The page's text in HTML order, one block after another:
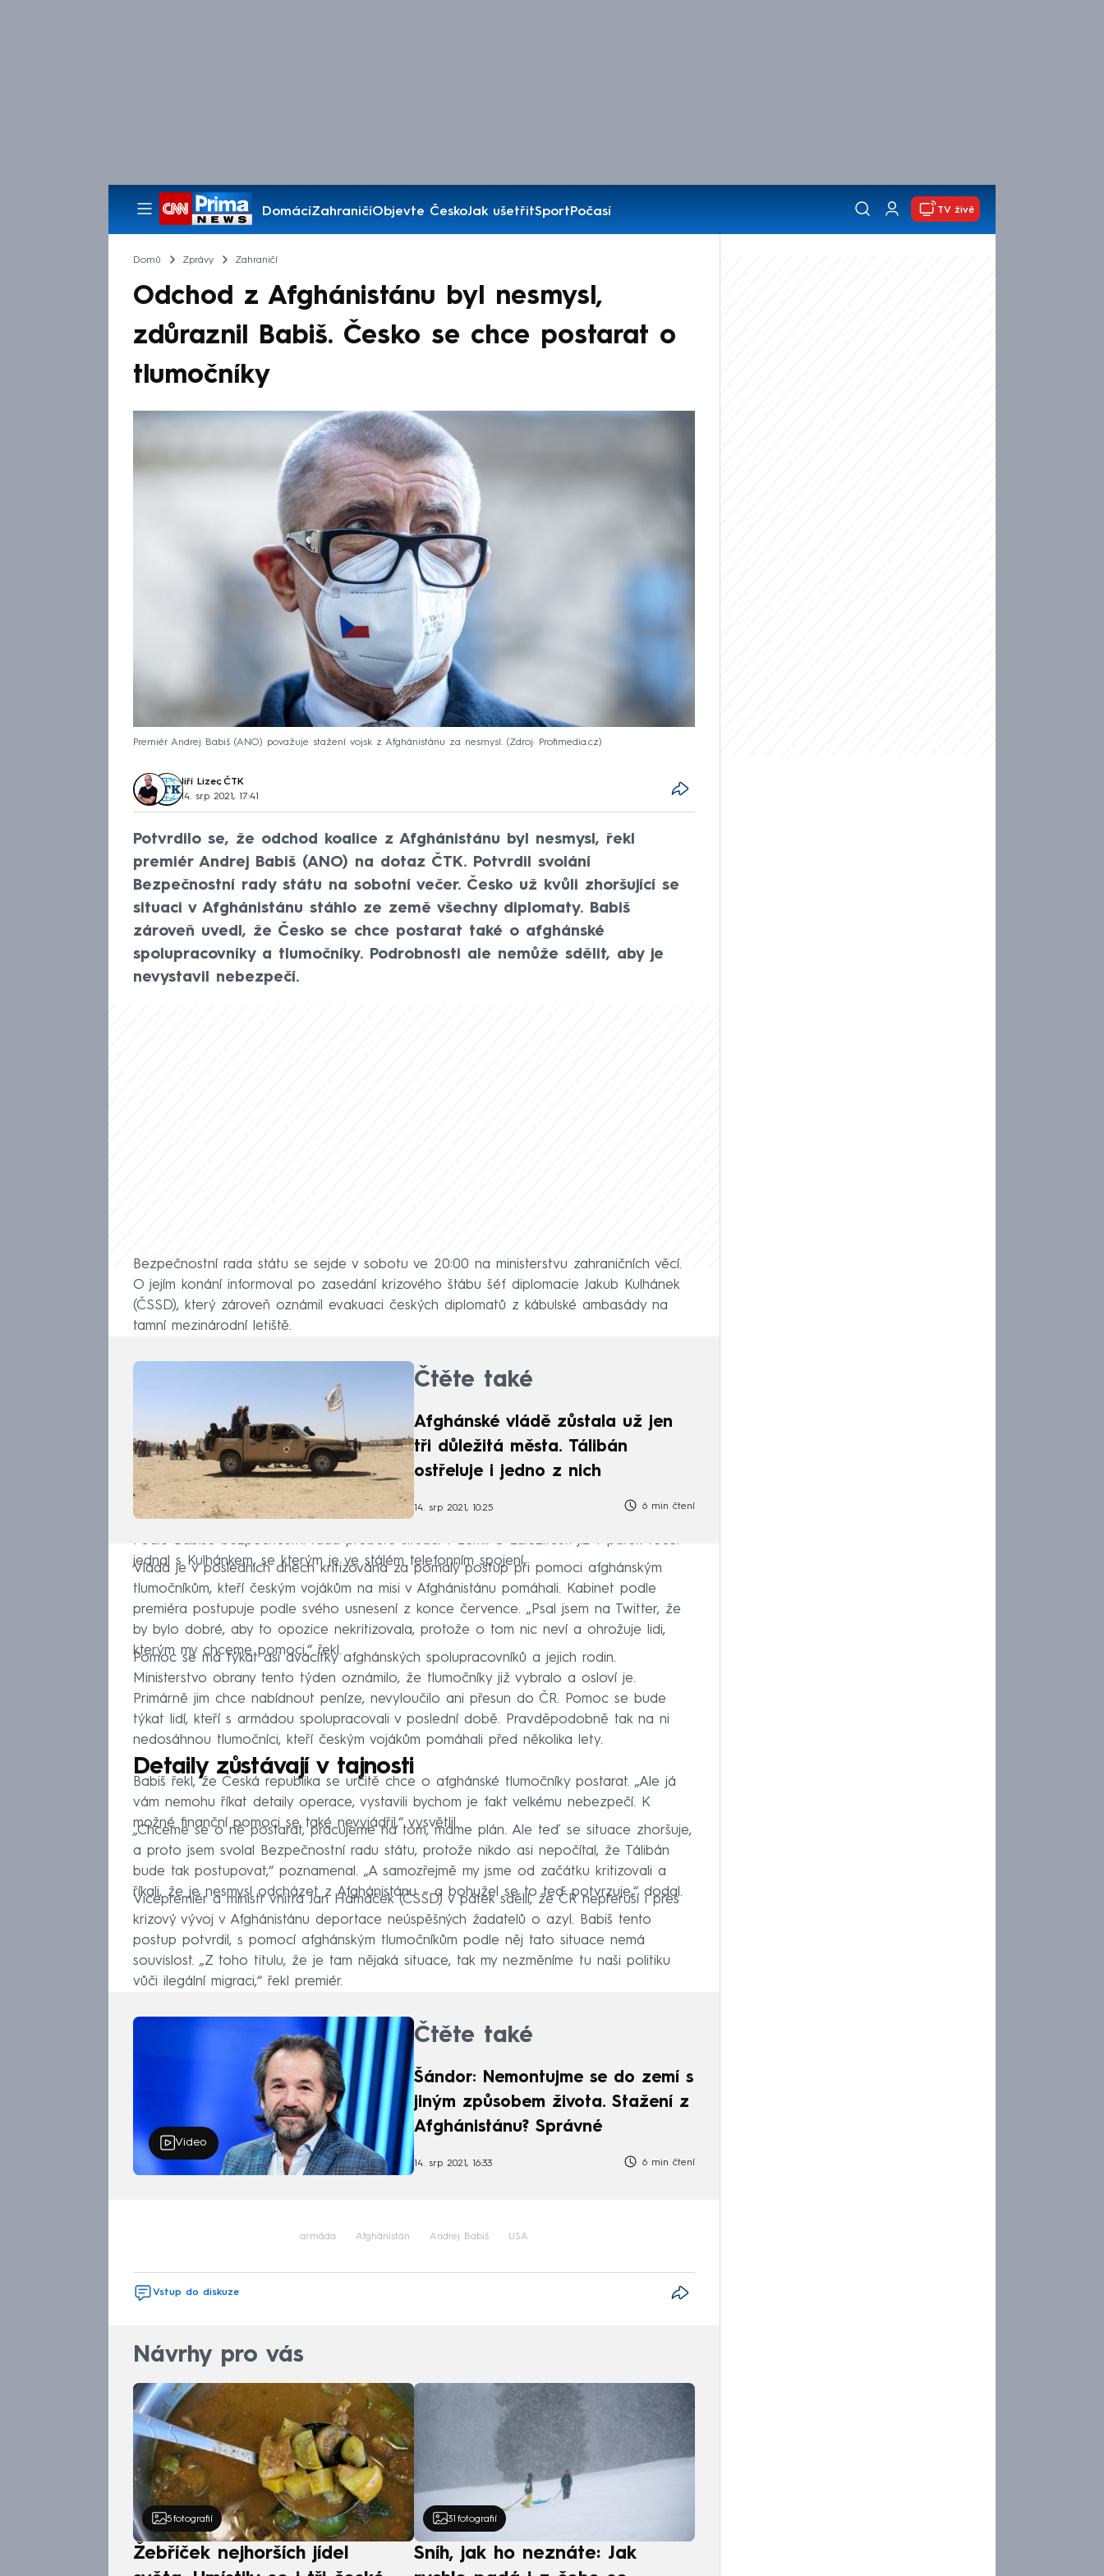
DomácíZahraničíObjevte ČeskoJak ušetřitSportPočasí
Pořady
TV živě
Domů Zprávy Zahraničí
Odchod z Afghánistánu byl nesmysl,
zdůraznil Babiš. Česko se chce postarat o
tlumočníky
Premiér Andrej Babiš (ANO) považuje stažení vojsk z Afghánistánu za nesmysl. Zdroj: Profimedia.cz
Jiří Lizec, ČTK
14. srp 2021, 17:41
Potvrdilo se, že odchod koalice z Afghánistánu byl nesmysl, řekl
premiér Andrej Babiš (ANO) na dotaz ČTK. Potvrdil svolání
Bezpečnostní rady státu na sobotní večer. Česko už kvůli zhoršující se
situaci v Afghánistánu stáhlo ze země všechny diplomaty. Babiš
zároveň uvedl, že Česko se chce postarat také o afghánské
spolupracovníky a tlumočníky. Podrobnosti ale nemůže sdělit, aby je
nevystavil nebezpečí.
Bezpečnostní rada státu se sejde v sobotu ve 20:00 na ministerstvu zahraničních věcí.
O jejím konání informoval po zasedání krizového štábu šéf diplomacie Jakub Kulhánek
(ČSSD), který zároveň oznámil evakuaci českých diplomatů z kábulské ambasády na
tamní mezinárodní letiště.
Čtěte také
Afghánské vládě zůstala už jen
tři důležitá města. Tálibán
ostřeluje i jedno z nich
14. srp 2021, 10:25 6 min čtení
Podle Babiše bezpečnostní rada probere situaci v zemi. O záležitosti již v pátek večer
jednal s Kulhánkem, se kterým je ve stálém telefonním spojení.
Vláda je v posledních dnech kritizována za pomalý postup při pomoci afghánským
tlumočníkům, kteří českým vojákům na misi v Afghánistánu pomáhali. Kabinet podle
premiéra postupuje podle svého usnesení z konce července. „Psal jsem na Twitter, že
by bylo dobré, aby to opozice nekritizovala, protože o tom nic neví a ohrožuje lidi,
kterým my chceme pomoci,“ řekl.
Pomoc se má týkat asi dvacítky afghánských spolupracovníků a jejich rodin.
Ministerstvo obrany tento týden oznámilo, že tlumočníky již vybralo a osloví je.
Primárně jim chce nabídnout peníze, nevyloučilo ani přesun do ČR. Pomoc se bude
týkat lidí, kteří s armádou spolupracovali v poslední době. Pravděpodobně tak na ni
nedosáhnou tlumočníci, kteří českým vojákům pomáhali před několika lety.
Detaily zůstávají v tajnosti
Babiš řekl, že Česká republika se určitě chce o afghánské tlumočníky postarat. „Ale já
vám nemohu říkat detaily operace, vystavili bychom je fakt velkému nebezpečí. K
možné finanční pomoci se také nevyjádřil,“ vysvětlil.
„Chceme se o ně postarat, pracujeme na tom, máme plán. Ale teď se situace zhoršuje,
a proto jsem svolal Bezpečnostní radu státu, protože nikdo asi nepočítal, že Tálibán
bude tak postupovat,“ poznamenal. „A samozřejmě my jsme od začátku kritizovali a
říkali, že je nesmysl odcházet z Afghánistánu – a bohužel se to teď potvrzuje,“ dodal.
Vicepremiér a ministr vnitra Jan Hamáček (ČSSD) v pátek sdělil, že ČR nepřeruší i přes
krizový vývoj v Afghánistánu deportace neúspěšných žadatelů o azyl. Babiš tento
postup potvrdil, s pomocí afghánským tlumočníkům podle něj tato situace nemá
souvislost. „Z toho titulu, že je tam nějaká situace, tak my nezměníme tu naši politiku
vůči ilegální migraci,“ řekl premiér.
Video
Čtěte také
Šándor: Nemontujme se do zemí s
jiným způsobem života. Stažení z
Afghánistánu? Správné
14. srp 2021, 16:33 6 min čtení
armáda Afghánistán Andrej Babiš USA
Vstup do diskuze
Návrhy pro vás
5 fotografií
Žebříček nejhorších jídel
31 fotografií
Sníh, jak ho neznáte: Jak